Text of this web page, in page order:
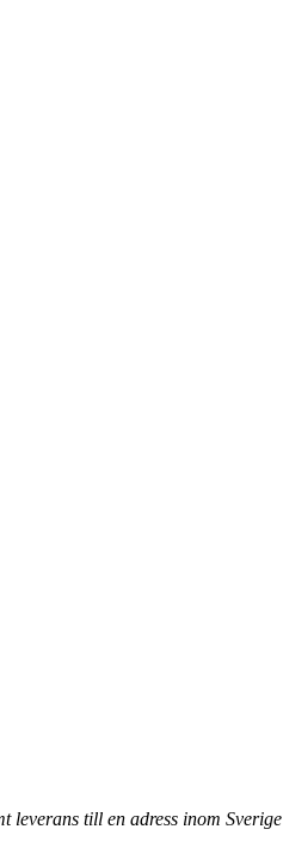
leverans till en adress inom Sverige